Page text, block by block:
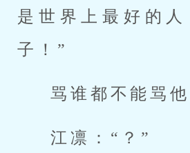
是世界上最好的人
子！”
骂谁都不能骂他
江凛：“？”